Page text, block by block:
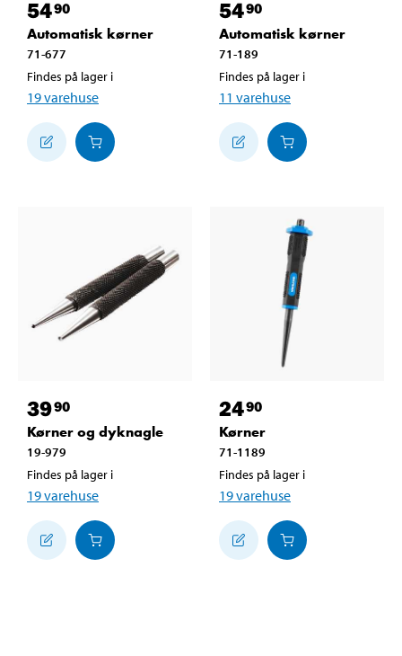
5490
Automatisk kørner
71-677
Findes på lager i
19varehuse
5490
Automatisk kørner
71-189
Findes på lager i
11 varehuse
3990
Kørner og dyknagle
19-979
Findes på lager i
19varehuse
2490
Kørner
71-1189
Findes på lager i
19varehuse